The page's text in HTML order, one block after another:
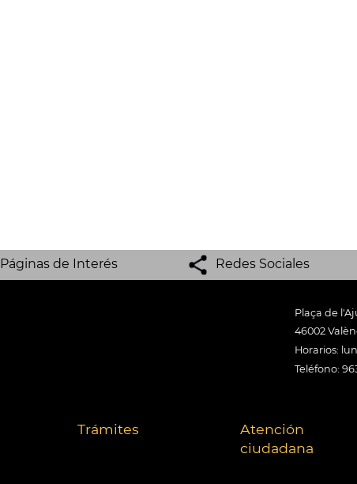
Páginas de Interés Redes Sociales
Plaça de
46002
Horarios:
Teléfono:
Trámites
Atención
ciudadana